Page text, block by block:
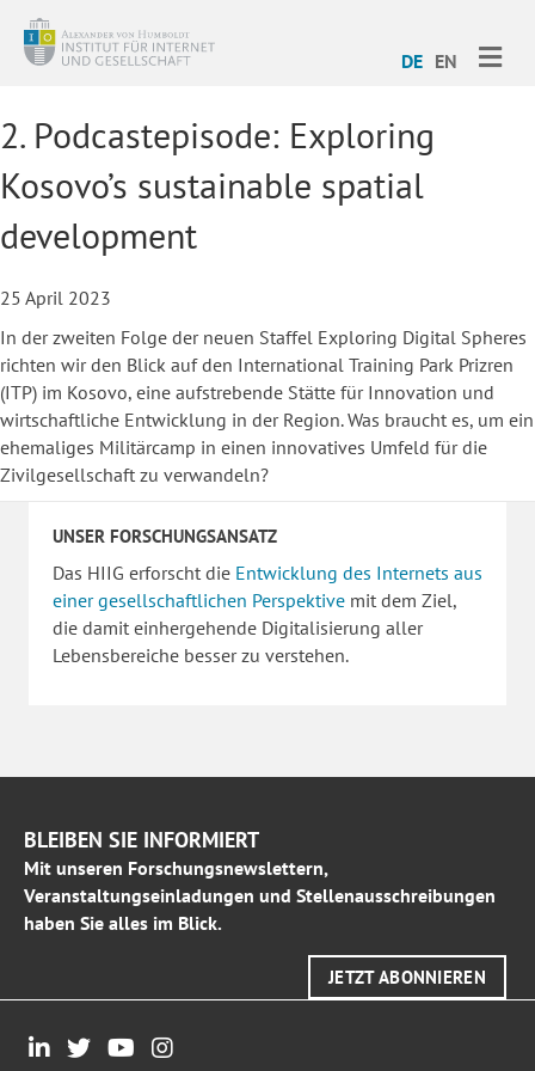
DE EN
2. Podcastepisode: Exploring
Kosovo’s sustainable spatial
development
25 April 2023
In der zweiten Folge der neuen Staffel Exploring Digital Spheres
richten wir den Blick auf den International Training Park Prizren
(ITP) im Kosovo, eine aufstrebende Stätte für Innovation und
wirtschaftliche Entwicklung in der Region. Was braucht es, um ein
ehemaliges Militärcamp in einen innovatives Umfeld für die
Zivilgesellschaft zu verwandeln?
UNSER FORSCHUNGSANSATZ
Das HIIG erforscht die Entwicklung des Internets aus
einer gesellschaftlichen Perspektive mit dem Ziel,
die damit einhergehende Digitalisierung aller
Lebensbereiche besser zu verstehen.
BLEIBEN SIE INFORMIERT
Mit unseren Forschungsnewslettern,
Veranstaltungseinladungen und Stellenausschreibungen
haben Sie alles im Blick.
JETZT ABONNIEREN